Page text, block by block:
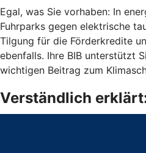
Egal, was Sie vorhaben: In
Fuhrparks gegen elektrische
Tilgung für die Förderkredite
ebenfalls. Ihre BIB unterstützt
wichtigen Beitrag zum
Verständlich